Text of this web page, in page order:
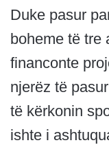
Duke pasur
boheme të tre
financonte
njerëz të
të kërkonin
ishte i